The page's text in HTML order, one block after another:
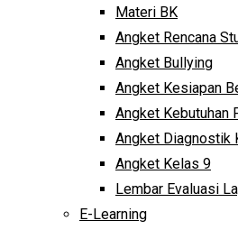
Materi BK
Angket Rencana
Angket Bullying
Angket Kesiapan
Angket Kebutuhan
Angket Diagnostik
Angket Kelas 9
Lembar Evaluasi
E-Learning